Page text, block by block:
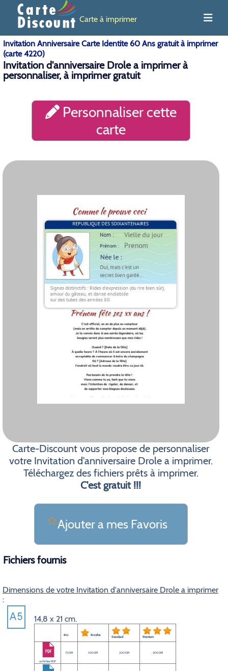
Carte à imprimer
Invitation Anniversaire Carte Identite 60 Ans gratuit à imprimer
(carte 4220)
Invitation d'anniversaire Drole a imprimer à
personnaliser, à imprimer gratuit
Personnaliser cette
carte
Carte-Discount vous propose de personnaliser
votre Invitation d'anniversaire Drole a imprimer.
Téléchargez des fichiers prêts à imprimer.
C'est gratuit !!!
Ajouter a mes Favoris
Fichiers fournis
Dimensions de votre Invitation d'anniversaire Drole a imprimer
:
14,8 x 21 cm.
éco éco plus Standard Premium
un fichier PDF
72 DPI 100 DPI 200 DPI 300 DPI